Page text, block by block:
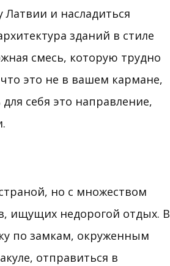
Латвии и насладиться
зданий в стиле
смесь, которую трудно
это не в вашем кармане,
себя это направление,
но с множеством
ищущих недорогой отдых. В
по замкам, окруженным
отправиться в